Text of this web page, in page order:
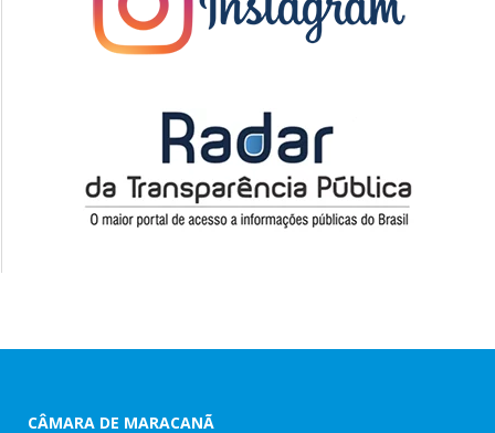
CÂMARA DE MARACANÃ